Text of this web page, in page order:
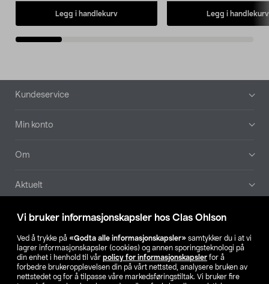
Vi bruker informasjonskapsler hos Clas Ohlson
Ved å trykke på «Godta alle informasjonskapsler» samtykker du i at vi
lagrer informasjonskapsler (cookies) og annen sporingsteknologi på
din enhet i henhold til vår policy for informasjonskapsler for å
forbedre brukeropplevelsen din på vårt nettsted, analysere bruken av
nettstedet og for å tilpasse våre markedsføringstiltak. Vi bruker fire
Legg i handlekurv Legg i handlekurv
Bunntekst
Kundeservice
Min konto
Om
Aktuelt
Våre selskaper
Finn din butikk
SE NO FI